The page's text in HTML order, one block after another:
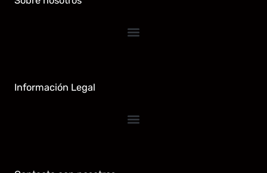
Información Legal